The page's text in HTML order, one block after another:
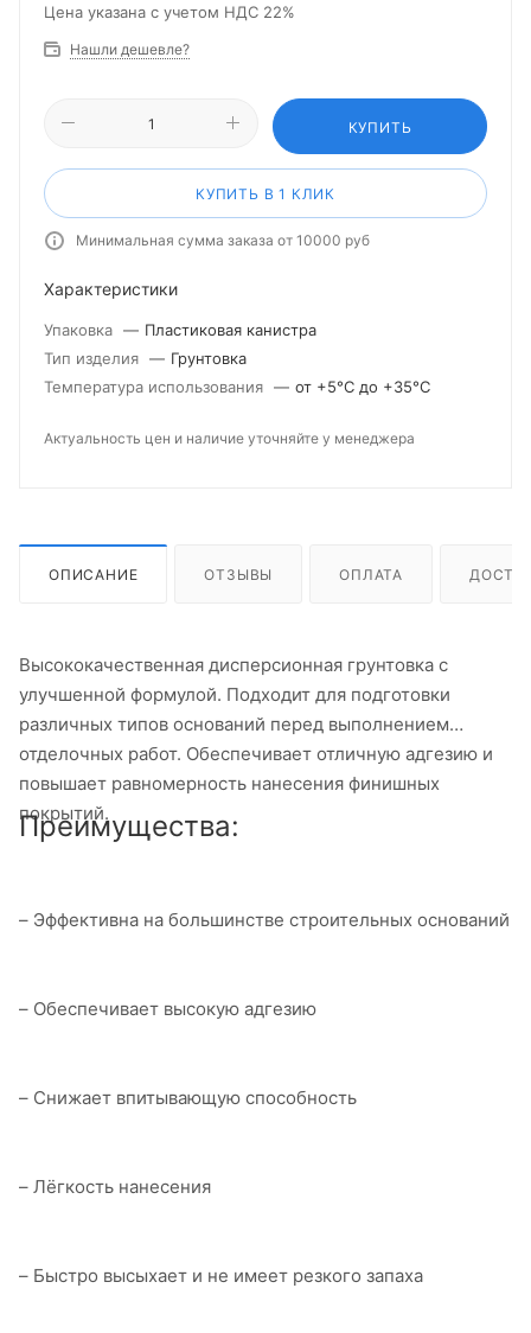
Цена указана с учетом НДС 22%
Нашли дешевле?
КУПИТЬ
КУПИТЬ В 1 КЛИК
Минимальная сумма заказа от 10000 руб
Характеристики
Упаковка — Пластиковая канистра
Тип изделия — Грунтовка
Температура использования — от +5°С до +35°С
Актуальность цен и наличие уточняйте у менеджера
ОПИСАНИЕ ОТЗЫВЫ ОПЛАТА
Высококачественная дисперсионная грунтовка с
улучшенной формулой. Подходит для подготовки
различных типов оснований перед выполнением
отделочных работ. Обеспечивает отличную адгезию и
повышает равномерность нанесения финишных
покрытий.
Преимущества:
– Эффективна на большинстве строительных оснований
– Обеспечивает высокую адгезию
– Снижает впитывающую способность
– Лёгкость нанесения
– Быстро высыхает и не имеет резкого запаха